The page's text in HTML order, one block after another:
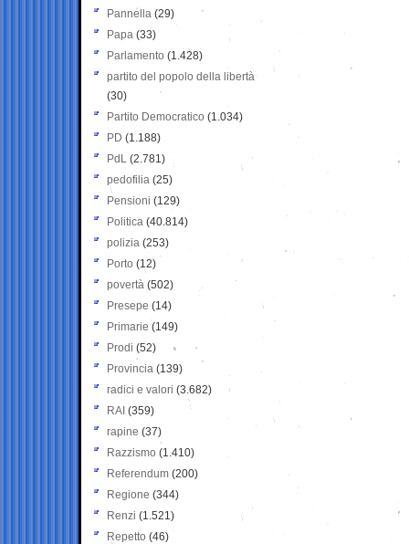
Pannella (29)
Papa (33)
Parlamento (1.428)
partito del popolo della libertà
(30)
Partito Democratico (1.034)
PD (1.188)
PdL (2.781)
pedofilia (25)
Pensioni (129)
Politica (40.814)
polizia (253)
Porto (12)
povertà (502)
Presepe (14)
Primarie (149)
Prodi (52)
Provincia (139)
radici e valori (3.682)
RAI (359)
rapine (37)
Razzismo (1.410)
Referendum (200)
Regione (344)
Renzi (1.521)
Repetto (46)